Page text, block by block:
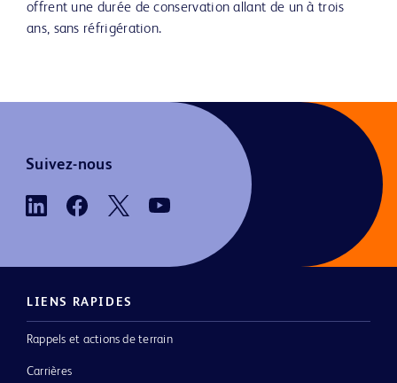
offrent une durée de conservation allant de un à trois
ans, sans réfrigération.
Suivez-nous
LIENS RAPIDES
Rappels et actions de terrain
Carrières